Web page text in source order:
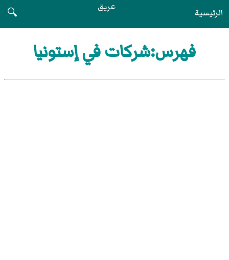
الرئيسية عريق
🔍
فهرس:شركات في إستونيا